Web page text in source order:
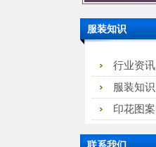
服装知识
行业资讯
服装知识
印花图案